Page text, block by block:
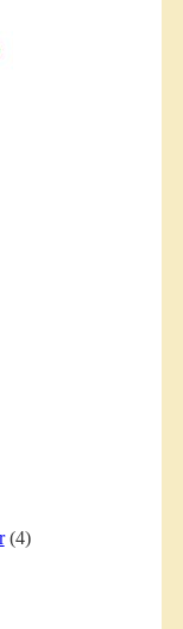
(4)